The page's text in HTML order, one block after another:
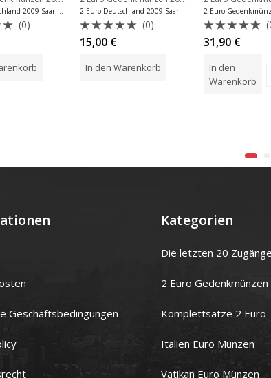
2 Euro Deutschland 2009 Saarland Unc Prägebuchstabe F
(0)
2 Euro Deutschland 2009 Saarland Unc Prägebuchstabe A
Bewertet
mit
von
(0)
15,00 €
In den Warenkorb
Bewertet
mit
von
5
31,90 €
In den
Warenkorb
Geschäftsbedingungen
Kategorien
Die letzten 20 Zugänge
2 Euro Gedenkmünzen
Komplettsätze 2 Euro
Italien Euro Münzen
Vatikan Euro Münzen